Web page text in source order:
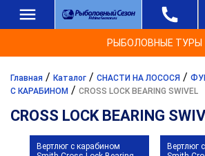
РЫБОЛОВНЫЕ ТУРЫ
Главная / Каталог / СНАСТИ НА ЛОСОСЯ /
С КАРАБИНОМ / CROSS LOCK BEARING SWIVEL
CROSS LOCK BEARING
Вертлюг с карабином
Вертлюг